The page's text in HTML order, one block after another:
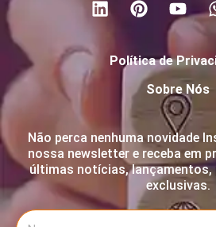
Política de
Sobre Nós
Não perca nenhuma novidade
nossa newsletter e receba em
últimas notícias, lançamentos,
exclusivas.